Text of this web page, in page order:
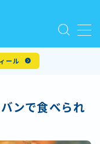
ール
ンで食べられ